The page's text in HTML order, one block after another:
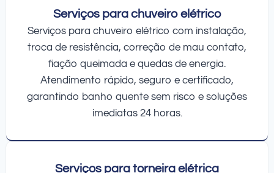
Serviços para chuveiro elétrico
Serviços para chuveiro elétrico com instalação,
troca de resistência, correção de mau contato,
fiação queimada e quedas de energia.
Atendimento rápido, seguro e certificado,
garantindo banho quente sem risco e soluções
imediatas 24 horas.
Serviços para torneira elétrica